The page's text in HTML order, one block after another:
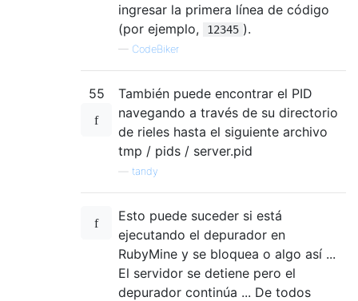
ingresar la primera línea de código
(por ejemplo,
12345 ).
— CodeBiker
55
También puede encontrar el PID
navegando a través de su directorio
de rieles hasta el siguiente archivo
tmp / pids / server.pid
tandy
Esto puede suceder si está
ejecutando el depurador en
RubyMine y se bloquea o algo así ...
El servidor se detiene pero el
depurador continúa ... De todos